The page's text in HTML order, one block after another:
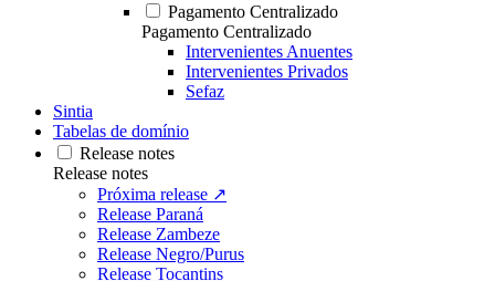
Pagamento Centralizado
Pagamento Centralizado
Intervenientes Anuentes
Intervenientes Privados
Sefaz
Sintia
Tabelas de domínio
Release notes
Release notes
Próxima release ↗
Release Paraná
Release Zambeze
Release Negro/Purus
Release Tocantins